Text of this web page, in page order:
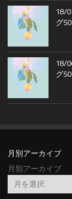
18/
グ50
18/
グ50
月別アーカイブ
月別アーカイブ